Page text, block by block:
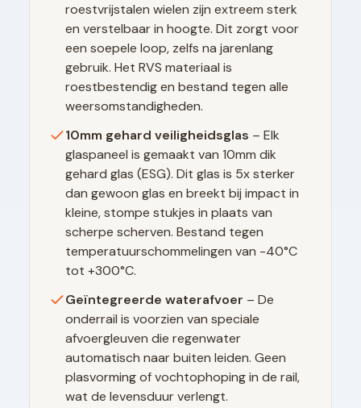
roestvrijstalen wielen zijn extreem sterk
en verstelbaar in hoogte. Dit zorgt voor
een soepele loop, zelfs na jarenlang
gebruik. Het RVS materiaal is
roestbestendig en bestand tegen alle
weersomstandigheden.
10mm gehard veiligheidsglas – Elk
glaspaneel is gemaakt van 10mm dik
gehard glas (ESG). Dit glas is 5x sterker
dan gewoon glas en breekt bij impact in
kleine, stompe stukjes in plaats van
scherpe scherven. Bestand tegen
temperatuurschommelingen van -40°C
tot +300°C.
Geïntegreerde waterafvoer – De
onderrail is voorzien van speciale
afvoergleuven die regenwater
automatisch naar buiten leiden. Geen
plasvorming of vochtophoping in de rail,
wat de levensduur verlengt.